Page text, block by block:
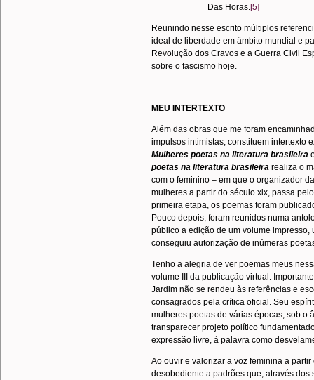
Das Horas.[5]
Reunindo nesse escrito múltiplos
ideal de liberdade em âmbito mundial e
Revolução dos Cravos e a Guerra Civil
sobre o fascismo hoje.
MEU INTERTEXTO
Além das obras que me foram
impulsos intimistas, constituem intertexto
Mulheres poetas na literatura brasileira
poetas na literatura brasileira realiza o
com o feminino – em que o organizador
mulheres a partir do século xix, passa
primeira etapa, os poemas foram
Pouco depois, foram reunidos numa
público a edição de um volume
conseguiu autorização de inúmeras
Tenho a alegria de ver poemas meus
volume III da publicação virtual.
Jardim não se rendeu às referências e
consagrados pela crítica oficial. Seu
mulheres poetas de várias épocas, sob o
transparecer projeto político
expressão livre, à palavra como
Ao ouvir e valorizar a voz feminina a
desobediente a padrões que, através dos